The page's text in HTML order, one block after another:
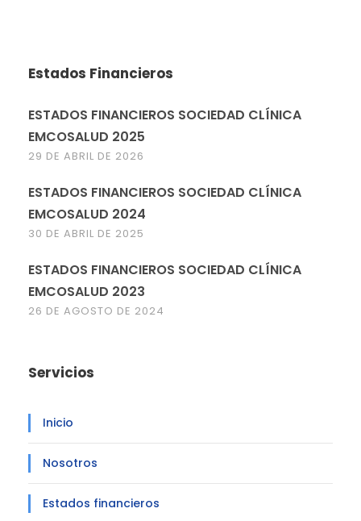
Estados Financieros
ESTADOS FINANCIEROS SOCIEDAD CLÍNICA
EMCOSALUD 2025
29 DE ABRIL DE 2026
ESTADOS FINANCIEROS SOCIEDAD CLÍNICA
EMCOSALUD 2024
30 DE ABRIL DE 2025
ESTADOS FINANCIEROS SOCIEDAD CLÍNICA
EMCOSALUD 2023
26 DE AGOSTO DE 2024
Servicios
Inicio
Nosotros
Estados financieros